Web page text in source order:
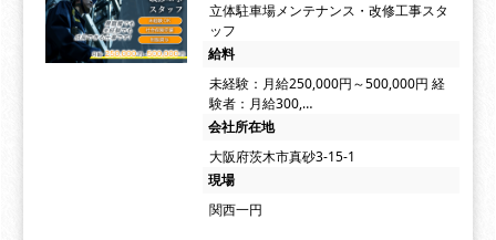
立体駐車場メンテナンス・改修工事スタ
ッフ
給料
未経験：月給250,000円～500,000円 経
験者：月給300,…
会社所在地
大阪府茨木市真砂3-15-1
現場
関西一円